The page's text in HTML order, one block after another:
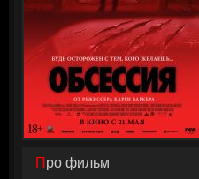
Про фильм